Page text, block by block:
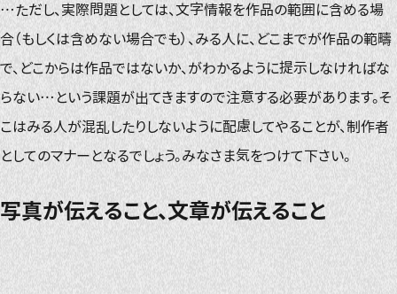
…ただし、実際問題としては、文字情報を作品の範囲に含める場
合（もしくは含めない場合でも）、みる人に、どこまでが作品の範疇
で、どこからは作品ではないか、がわかるように提示しなければな
らない…という課題が出てきますので注意する必要があります。そ
こはみる人が混乱したりしないように配慮してやることが、制作者
としてのマナーとなるでしょう。みなさま気をつけて下さい。
写真が伝えること、文章が伝えること